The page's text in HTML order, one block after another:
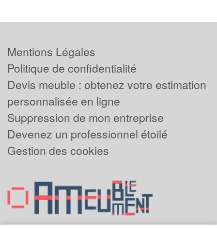
Mentions Légales
Politique de confidentialité
Devis meuble : obtenez votre estimation
personnalisée en ligne
Suppression de mon entreprise
Devenez un professionnel étoilé
Gestion des cookies